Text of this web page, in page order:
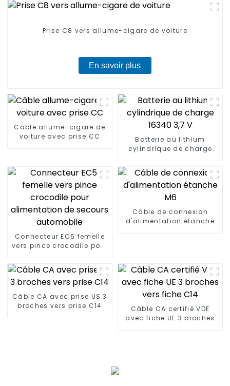
Prise C8 vers allume-cigare de voiture
En savoir plus
Câble allume-cigare de
voiture avec prise CC
Batterie au lithium
cylindrique de charge
Connecteur EC5 femelle
vers pince crocodile pour
Câble de connexion
d'alimentation étanche
Câble CA avec prise US 3
broches vers prise C14
Câble CA certifié VDE
avec fiche UE 3 broches